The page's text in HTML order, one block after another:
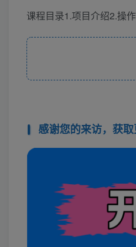
课程目录1.项目介绍2.操
感谢您的来访，获取